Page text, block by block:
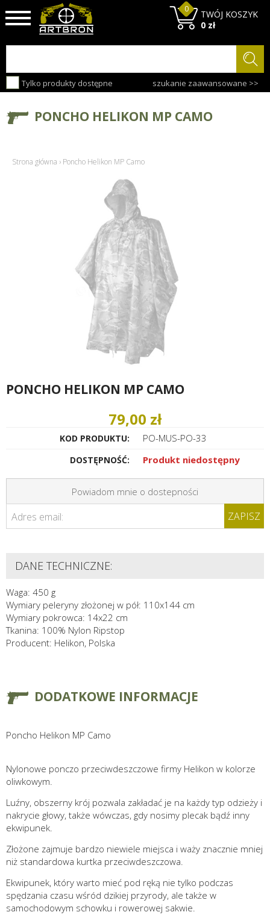
Tylko produkty dostępne szukanie zaawansowane >>
TWÓJ KOSZYK
0
0 zł
PONCHO HELIKON MP CAMO
Strona główna › Poncho Helikon MP Camo
PONCHO HELIKON MP CAMO
79,00 zł
KOD PRODUKTU: PO-MUS-PO-33
DOSTĘPNOŚĆ: Produkt niedostępny
Powiadom mnie o dostepności
Adres email: ZAPISZ
DANE TECHNICZNE:
Waga: 450 g
Wymiary peleryny złożonej w pół: 110x144 cm
Wymiary pokrowca: 14x22 cm
Tkanina: 100% Nylon Ripstop
Producent: Helikon, Polska
DODATKOWE INFORMACJE
Poncho Helikon MP Camo
Nylonowe ponczo przeciwdeszczowe firmy Helikon w kolorze
oliwkowym.
Luźny, obszerny krój pozwala zakładać je na każdy typ odzieży i
nakrycie głowy, także wówczas, gdy nosimy plecak bądź inny
ekwipunek.
Złożone zajmuje bardzo niewiele miejsca i waży znacznie mniej
niż standardowa kurtka przeciwdeszczowa.
Ekwipunek, który warto mieć pod ręką nie tylko podczas
spędzania czasu wśród dzikiej przyrody, ale także w
samochodowym schowku i rowerowej sakwie.